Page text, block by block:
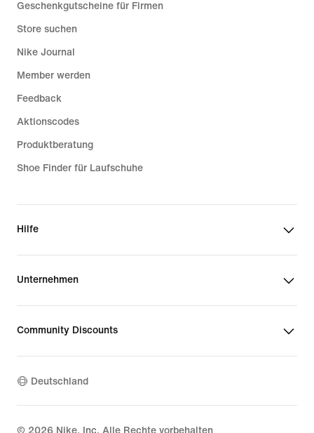
Geschenkgutscheine für Firmen
Store suchen
Nike Journal
Member werden
Feedback
Aktionscodes
Produktberatung
Shoe Finder für Laufschuhe
Hilfe
Unternehmen
Community Discounts
Deutschland
© 2026 Nike, Inc. Alle Rechte vorbehalten